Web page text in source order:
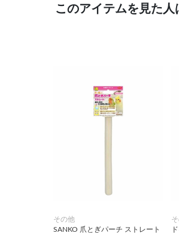
このアイテムを見た
その他
SANKO 爪とぎパーチ ストレート